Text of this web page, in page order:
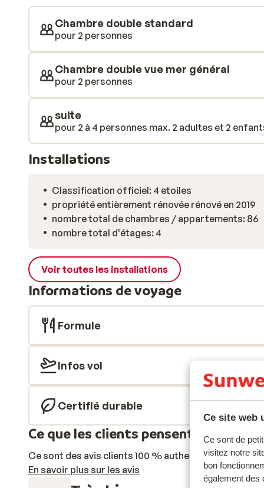
Ce site web
Ce sont de
visitez notre
bon
également des
de Tramuntana ou de la capitale, Palma de Majorque.
Chambre double standard
pour 2 personnes
Chambre double vue mer général
pour 2 personnes
suite
pour 2 à 4 personnes max. 2 adultes et 2
Installations
Classification officiel: 4 etoiles
propriété entièrement rénovée rénové en 2019
nombre total de chambres / appartements: 86
nombre total d'étages: 4
Voir toutes les installations
Informations de voyage
Formule
Infos vol
Certifié durable
Ce que les clients pensent
Ce sont des avis clients 100 % authentiques qui
En savoir plus sur les avis